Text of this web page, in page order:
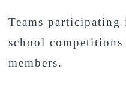
Teams
school
members.